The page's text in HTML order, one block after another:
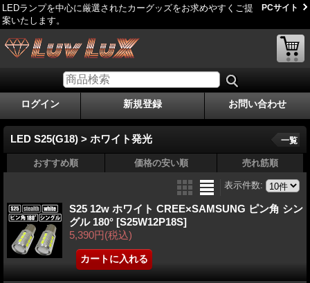
LEDランプを中心に厳選されたカーグッズをお求めやすくご提
案いたします。
PCサイト
ログイン 新規登録 お問い合わせ
LED S25(G18) > ホワイト発光 一覧
おすすめ順 価格の安い順 売れ筋順
表示件数:
S25 12w ホワイト CREE×SAMSUNG ピン角 シン
グル 180° [S25W12P18S]
5,390円(税込)